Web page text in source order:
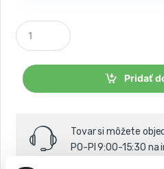
P
o
č
Pridať
Tovar si môžete
PO-PI 9:00-15:30 na